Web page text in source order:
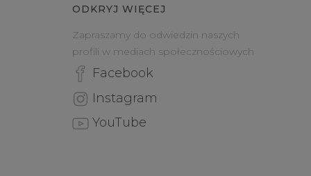
ODKRYJ WIĘCEJ
Zapraszamy do odwiedzin naszych
profili w mediach społecznościowych
Facebook
Instagram
YouTube